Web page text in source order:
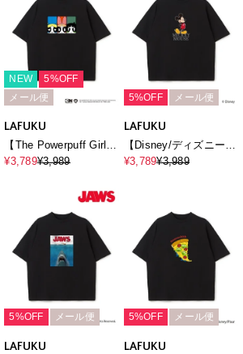
NEW
5%OFF
メール便
LAFUKU
【The Powerpuff Girls/
パワーパフ_ガールズ
プリントTシャツ/ Over
shirt《UNISEX》
¥3,789¥3,989
5%OFF メール便
LAFUKU
【Disney/ディズニー】
Mickey Mouse / ミッキ
¥3,789¥3,989
5%OFF メール便
LAFUKU
5%OFF メール便
LAFUKU